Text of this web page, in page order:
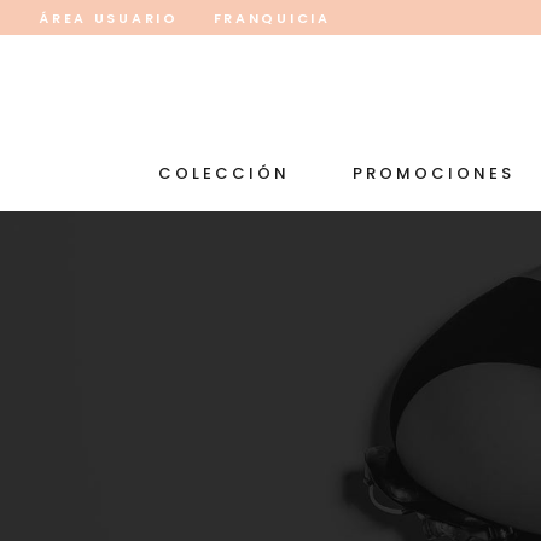
ÁREA USUARIO FRANQUICIA
COLECCIÓN PROMOCIONES